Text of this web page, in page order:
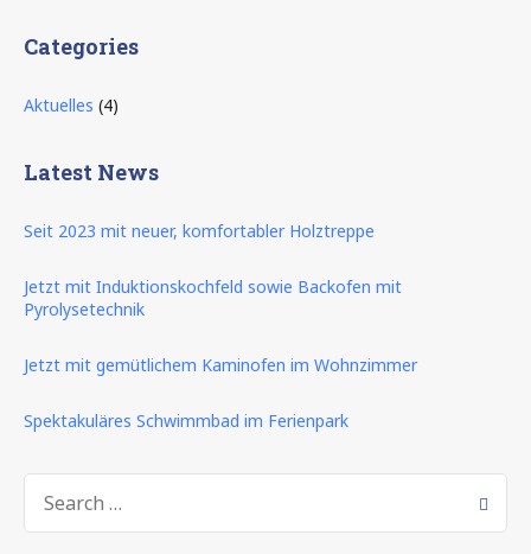
Categories
Aktuelles (4)
Latest News
Seit 2023 mit neuer, komfortabler Holztreppe
Jetzt mit Induktionskochfeld sowie Backofen mit
Pyrolysetechnik
Jetzt mit gemütlichem Kaminofen im Wohnzimmer
Spektakuläres Schwimmbad im Ferienpark